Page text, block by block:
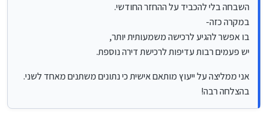
השבחה בלי להכביד על ההחזר החודשי.
במקרה כזה-
בו אפשר להגיע לרכישה משמעותית יותר,
יש פעמים רבות עדיפות לרכישת דירה נוספת.
אני ממליצה על ייעוץ מותאם אישית כי נתונים משתנים מאחד לשני.
בהצלחה רבה!